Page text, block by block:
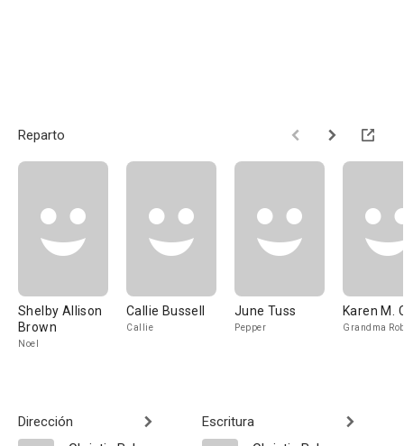
Reparto
Shelby Allison
Brown
Noel
Callie Bussell
Callie
June Tuss
Pepper
Karen M.
Grandma
Dirección
Escritura